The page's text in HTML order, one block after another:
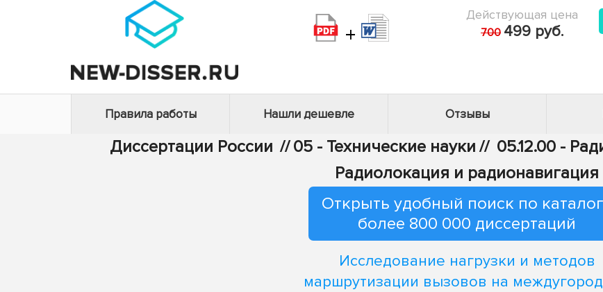
+
Действующая цена
700 499 руб.
Правила работы Нашли дешевле Отзывы
Диссертации России // 05 - Технические науки // 05.12.00 -
Радиолокация и радионавигация
Открыть удобный поиск по
более 800 000 диссертаций
Исследование нагрузки и методов
маршрутизации вызовов на